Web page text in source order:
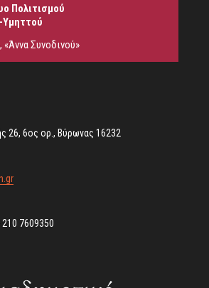
Πολιτισμού
Συνοδινού»
26, 6ος ορ., Βύρωνας 16232
7609350